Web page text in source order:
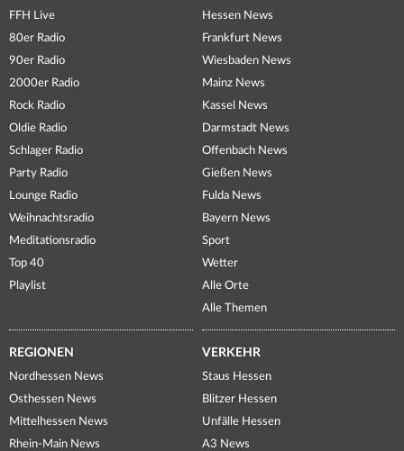
FFH Live
80er Radio
90er Radio
2000er Radio
Rock Radio
Oldie Radio
Schlager Radio
Party Radio
Lounge Radio
Weihnachtsradio
Meditationsradio
Top 40
Playlist
Hessen News
Frankfurt News
Wiesbaden News
Mainz News
Kassel News
Darmstadt News
Offenbach News
Gießen News
Fulda News
Bayern News
Sport
Wetter
Alle Orte
Alle Themen
REGIONEN
Nordhessen News
Osthessen News
Mittelhessen News
Rhein-Main News
VERKEHR
Staus Hessen
Blitzer Hessen
Unfälle Hessen
A3 News